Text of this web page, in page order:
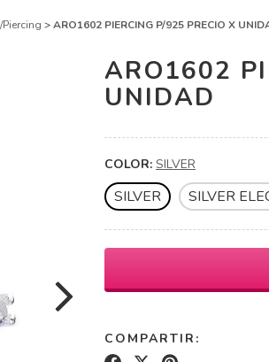
Piercing > ARO1602 PIERCING P/925 PRECIO X
ARO1602
UNIDAD
COLOR: SILVER
SILVER SILVER
COMPARTIR: